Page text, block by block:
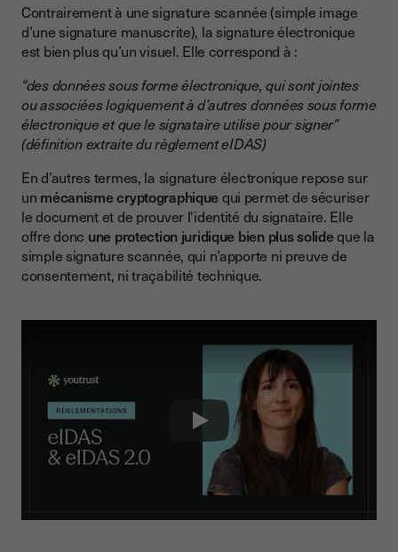
Contrairement à une signature scannée (simple image
d’une signature manuscrite), la signature électronique
est bien plus qu’un visuel. Elle correspond à :
“des données sous forme électronique, qui sont jointes
ou associées logiquement à d’autres données sous forme
électronique et que le signataire utilise pour signer”
(définition extraite du règlement eIDAS)
En d’autres termes, la signature électronique repose sur
un mécanisme cryptographiquequi permet de sécuriser
le document et de prouver l'identité du signataire. Elle
offre donc une protection juridique bien plus solideque la
simple signature scannée, qui n’apporte ni preuve de
consentement, ni traçabilité technique.
Play